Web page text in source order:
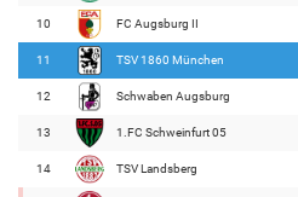
10 FC Augsburg II
11 TSV 1860 München
12 Schwaben Augsburg
13 1.FC Schweinfurt 05
14 TSV Landsberg